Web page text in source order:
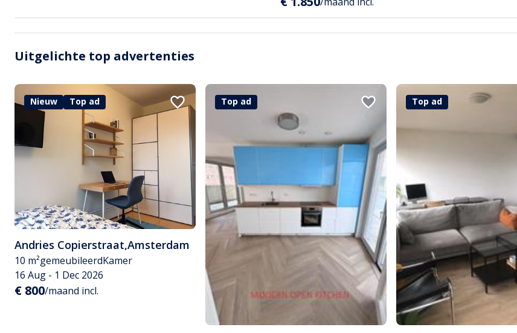
Uitgelichte top advertenties
Nieuw Top ad
Andries Copierstraat,Amsterdam
10 m²gemeubileerdKamer
16 Aug - 1 Dec 2026
€ 800/maand incl.
Top ad Top ad